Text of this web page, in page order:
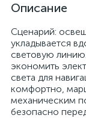
Описание
Сценарий:
укладывается
световую
экономить
света для
комфортно,
механическим
безопасно